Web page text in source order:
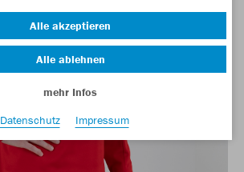
Alle akzeptieren
Alle ablehnen
mehr Infos
Datenschutz
Impressum